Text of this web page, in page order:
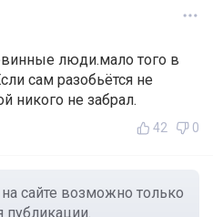
люди.мало того в
сам разобьётся не
никого не забрал.
42 0
сайте возможно только
публикации.